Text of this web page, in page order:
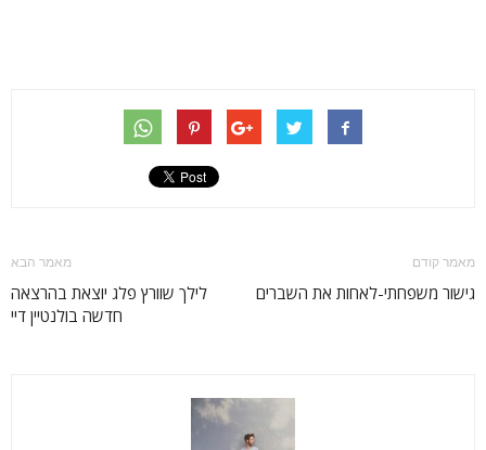
מאמר קודם
גישור משפחתי-לאחות את השברים
מאמר הבא
לילך שוורץ פלג יוצאת בהרצאה
חדשה בולנטיין דיי